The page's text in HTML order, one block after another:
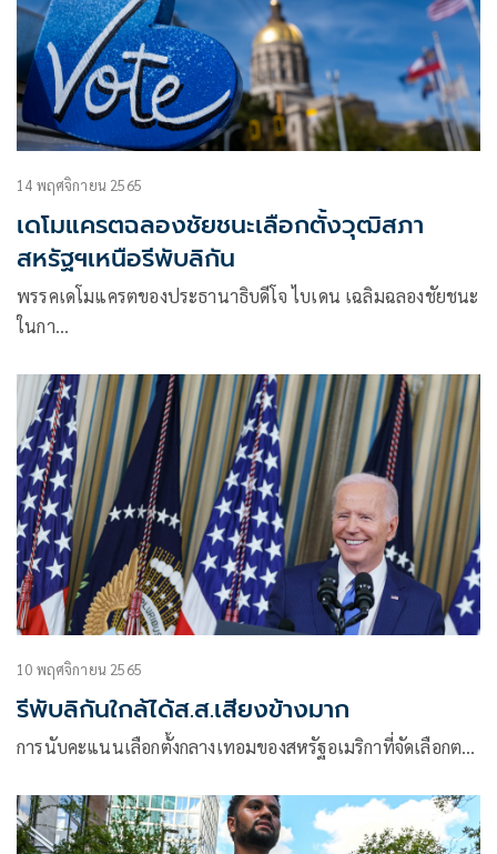
14 พฤศจิกายน 2565
เดโมแครตฉลองชัยชนะเลือกตั้งวุฒิสภา
สหรัฐฯเหนือรีพับลิกัน
พรรคเดโมแครตของประธานาธิบดีโจ ไบเดน เฉลิมฉลองชัยชนะ
ในกา…
10 พฤศจิกายน 2565
รีพับลิกันใกล้ได้ส.ส.เสียงข้างมาก
การนับคะแนนเลือกตั้งกลางเทอมของสหรัฐอเมริกาที่จัดเลือกต…